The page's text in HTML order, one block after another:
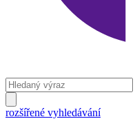
rozšířené vyhledávání